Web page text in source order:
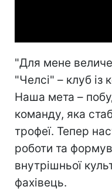
"Для мене
"Челсі" – клуб із
Наша мета –
команду, яка
трофеї. Тепер
роботи та
внутрішньої
фахівець.